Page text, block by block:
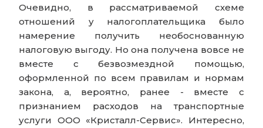
Очевидно, в рассматриваемой схеме
отношений у налогоплательщика было
намерение получить необоснованную
налоговую выгоду. Но она получена вовсе не
вместе с безвозмездной помощью,
оформленной по всем правилам и нормам
закона, а, вероятно, ранее - вместе с
признанием расходов на транспортные
услуги ООО «Кристалл-Сервис». Интересно,